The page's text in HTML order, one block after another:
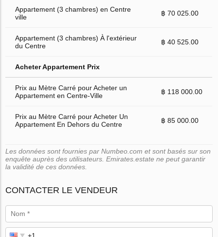
Appartement (3 chambres) en Centre
ville
฿ 70 025.00
Appartement (3 chambres) À l'extérieur
du Centre
฿ 40 525.00
Acheter Appartement Prix
Prix au Mètre Carré pour Acheter un
Appartement en Centre-Ville
฿ 118 000.00
Prix au Mètre Carré pour Acheter Un
Appartement En Dehors du Centre
฿ 85 000.00
Les données sont fournies par Numbeo.com et sont basés sur son
enquête auprès des utilisateurs. Emirates.estate ne peut garantir
la validité de ces données.
CONTACTER LE VENDEUR